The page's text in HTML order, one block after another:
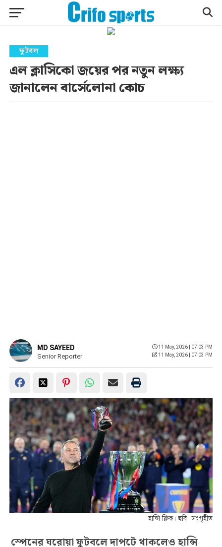
ফুটবল
এল ক্লাসিকো জয়ের পর নতুন লক্ষ্য
জানালেন বার্সেলোনা কোচ
MD SAYEED
Senior Reporter
11 May, 2026 | 07:03 PM
11 May, 2026 | 07:03 PM
হান্সি ফ্লিক। ছবি- সংগৃহীত
স্পেনের ঘরোয়া ফুটবলে দাপটে থাকলেও হান্সি